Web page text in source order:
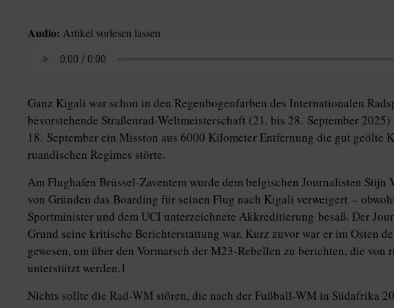
Audio: Artikel vorlesen lassen
Ganz Kigali war schon in den Regenbogenfarben des Internationalen
bevorstehende Straßenrad-Weltmeisterschaft (21. bis 28. September
18. September ein Misston aus 6000 Kilometer Entfernung die gut geölte
ruandischen Regimes störte.
Am Flughafen Brüssel-Zaventem wurde dem belgischen Journalisten Stijn
von Gründen das Boarding für seinen Flug nach Kigali verweigert –
Sportminister und dem UCI unterzeichnete Akkreditierung besaß. Der
Grund seine kritische Bericht­erstattung war. Kurz zuvor war er im Osten
gewesen, um über den Vormarsch der M23-Rebellen zu berichten, die von
unterstützt werden.1
Nichts sollte die Rad-WM stören, die nach der Fußball-WM in Südafrika